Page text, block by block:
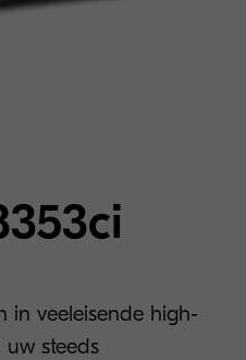
in veeleisende high-
steeds